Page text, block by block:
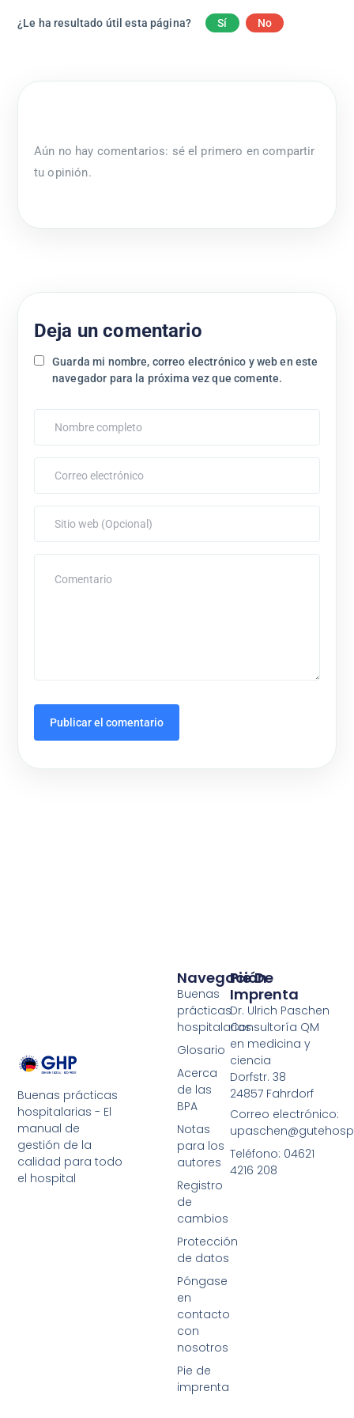
¿Le ha resultado útil esta página? Sí No
Aún no hay comentarios: sé el primero en compartir
tu opinión.
Deja un comentario
Guarda mi nombre, correo electrónico y web en este
navegador para la próxima vez que comente.
Buenas prácticas
hospitalarias - El
manual de
gestión de la
calidad para todo
el hospital
Navegación
Buenas
prácticas
hospitalarias
Glosario
Acerca
de las
BPA
Notas
para los
autores
Registro
de
cambios
Protección
de datos
Póngase
en
contacto
con
nosotros
Pie de
imprenta
Pie De
Imprenta
Dr. Ulrich Paschen
Consultoría QM
en medicina y
ciencia
Dorfstr. 38
24857 Fahrdorf
Correo electrónico:
Teléfono: 04621
4216 208